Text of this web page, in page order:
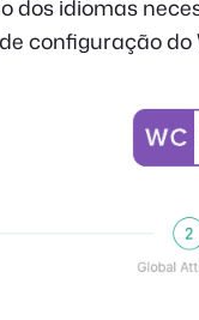
dos idiomas
configuração do